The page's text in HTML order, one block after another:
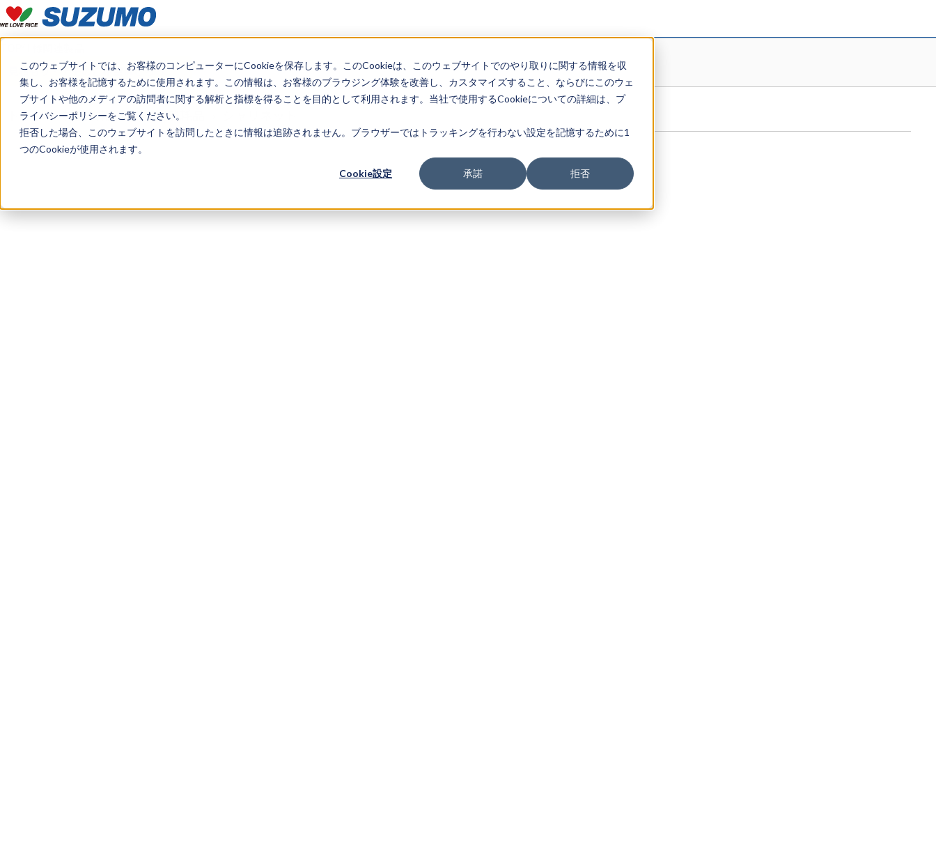
このウェブサイトでは、お客様のコンピューターにCookieを保存します。このCookieは、このウェブサイトでのやり取りに関する情報を収
集し、お客様を記憶するために使用されます。この情報は、お客様のブラウジング体験を改善し、カスタマイズすること、ならびにこのウェ
ブサイトや他のメディアの訪問者に関する解析と指標を得ることを目的として利用されます。当社で使用するCookieについての詳細は、プ
ライバシーポリシーをご覧ください。
拒否した場合、このウェブサイトを訪問したときに情報は追跡されません。ブラウザーではトラッキングを行わない設定を記憶するために1
つのCookieが使用されます。
Cookie設定 承諾 拒否
見積もり・デモのご希望はこちら
トップ 製品情報 資材・消耗品